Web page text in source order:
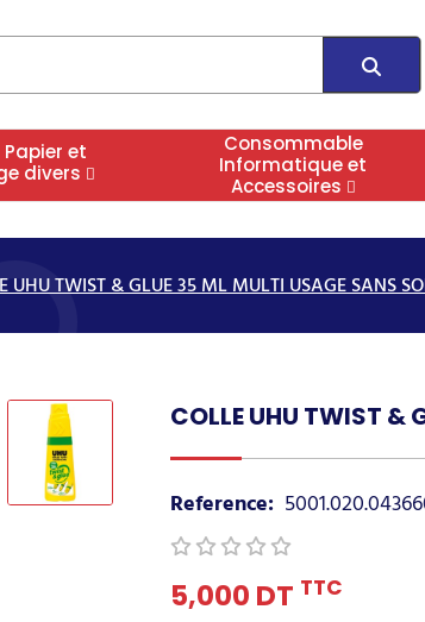
Papier et
divers
Consommable
Informatique et
Accessoires
UHU TWIST & GLUE 35 ML MULTI USAGE SANS
COLLE UHU TWIST &
Reference:
5,000 DT TTC